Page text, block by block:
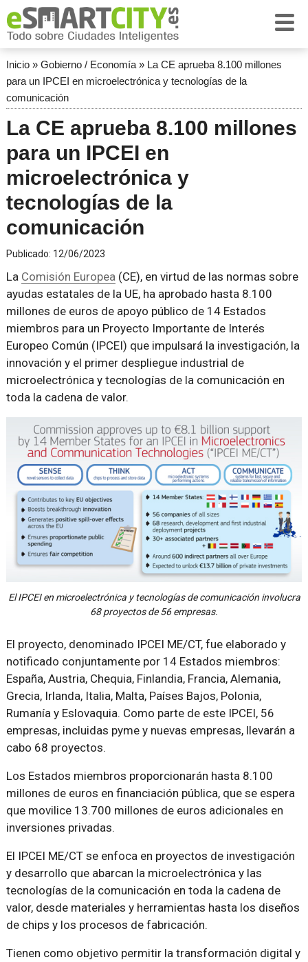
Inicio» Gobierno / Economía» La CE aprueba 8.100 millones
para un IPCEI en microelectrónica y tecnologías de la
comunicación
La CE aprueba 8.100 millones
para un IPCEI en
microelectrónica y
tecnologías de la
comunicación
Publicado: 12/06/2023
La Comisión Europea(CE), en virtud de las normas sobre
ayudas estatales de la UE, ha aprobado hasta 8.100
millones de euros de apoyo público de 14 Estados
miembros para un Proyecto Importante de Interés
Europeo Común (IPCEI) que impulsará la investigación, la
innovación y el primer despliegue industrial de
microelectrónica y tecnologías de la comunicación en
toda la cadena de valor.
El IPCEI en microelectrónica y tecnologías de comunicación involucra
68 proyectos de 56 empresas.
El proyecto, denominado IPCEI ME/CT, fue elaborado y
notificado conjuntamente por 14 Estados miembros:
España, Austria, Chequia, Finlandia, Francia, Alemania,
Grecia, Irlanda, Italia, Malta, Países Bajos, Polonia,
Rumanía y Eslovaquia. Como parte de este IPCEI, 56
empresas, incluidas pyme y nuevas empresas, llevarán a
cabo 68 proyectos.
Los Estados miembros proporcionarán hasta 8.100
millones de euros en financiación pública, que se espera
que movilice 13.700 millones de euros adicionales en
inversiones privadas.
El IPCEI ME/CT se enfoca en proyectos de investigación
y desarrollo que abarcan la microelectrónica y las
tecnologías de la comunicación en toda la cadena de
valor, desde materiales y herramientas hasta los diseños
de chips y los procesos de fabricación.
Tienen como objetivo permitir la transformación digital y